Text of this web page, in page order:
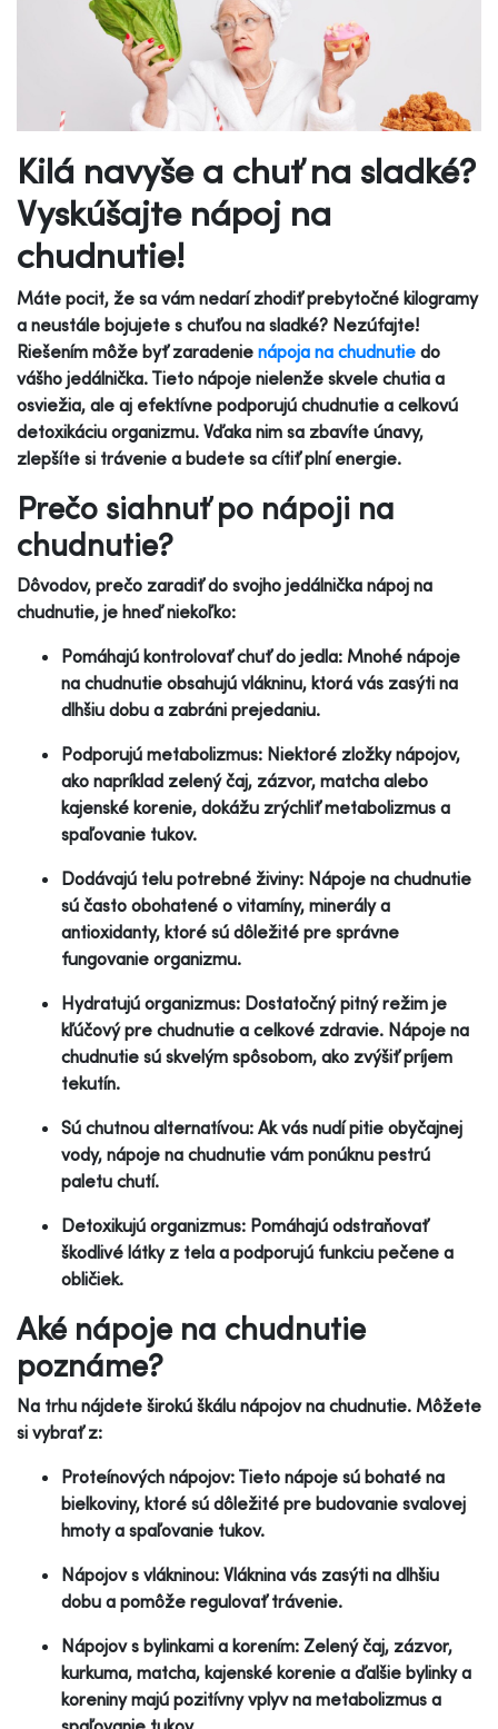
Kilá navyše a chuť na sladké?
Vyskúšajte nápoj na
chudnutie!
Máte pocit, že sa vám nedarí zhodiť prebytočné kilogramy
a neustále bojujete s chuťou na sladké? Nezúfajte!
Riešením môže byť zaradenie nápoja na chudnutie do
vášho jedálnička. Tieto nápoje nielenže skvele chutia a
osviežia, ale aj efektívne podporujú chudnutie a celkovú
detoxikáciu organizmu. Vďaka nim sa zbavíte únavy,
zlepšíte si trávenie a budete sa cítiť plní energie.
Prečo siahnuť po nápoji na
chudnutie?
Dôvodov, prečo zaradiť do svojho jedálnička nápoj na
chudnutie, je hneď niekoľko:
Pomáhajú kontrolovať chuť do jedla: Mnohé nápoje
na chudnutie obsahujú vlákninu, ktorá vás zasýti na
dlhšiu dobu a zabráni prejedaniu.
Podporujú metabolizmus: Niektoré zložky nápojov,
ako napríklad zelený čaj, zázvor, matcha alebo
kajenské korenie, dokážu zrýchliť metabolizmus a
spaľovanie tukov.
Dodávajú telu potrebné živiny: Nápoje na chudnutie
sú často obohatené o vitamíny, minerály a
antioxidanty, ktoré sú dôležité pre správne
fungovanie organizmu.
Hydratujú organizmus: Dostatočný pitný režim je
kľúčový pre chudnutie a celkové zdravie. Nápoje na
chudnutie sú skvelým spôsobom, ako zvýšiť príjem
tekutín.
Sú chutnou alternatívou: Ak vás nudí pitie obyčajnej
vody, nápoje na chudnutie vám ponúknu pestrú
paletu chutí.
Detoxikujú organizmus: Pomáhajú odstraňovať
škodlivé látky z tela a podporujú funkciu pečene a
obličiek.
Aké nápoje na chudnutie
poznáme?
Na trhu nájdete širokú škálu nápojov na chudnutie. Môžete
si vybrať z:
Proteínových nápojov: Tieto nápoje sú bohaté na
bielkoviny, ktoré sú dôležité pre budovanie svalovej
hmoty a spaľovanie tukov.
Nápojov s vlákninou: Vláknina vás zasýti na dlhšiu
dobu a pomôže regulovať trávenie.
Nápojov s bylinkami a korením: Zelený čaj, zázvor,
kurkuma, matcha, kajenské korenie a ďalšie bylinky a
koreniny majú pozitívny vplyv na metabolizmus a